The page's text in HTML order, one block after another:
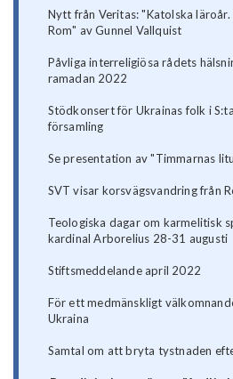
Nytt från Veritas: "Katolska läroår.
Rom" av Gunnel Vallquist
Påvliga interreligiösa rådets
ramadan 2022
Stödkonsert för Ukrainas folk i
församling
Se presentation av "Timmarnas
SVT visar korsvägsvandring från
Teologiska dagar om karmelitisk
kardinal Arborelius 28-31 augusti
Stiftsmeddelande april 2022
För ett medmänskligt
Ukraina
Samtal om att bryta tystnaden